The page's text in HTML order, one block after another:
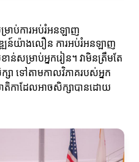
រាប់ការអប់រំអនឡាញ
ឍន៍យ៉ាងលឿន ការអប់រំអនឡាញ
ន់សម្រាប់អ្នករៀន។ វាមិនត្រឹមតែ
ា ទៅតាមកាលវិភាគរបស់អ្នក
ាតិកាដែលអាចសិក្សាបានដោយ